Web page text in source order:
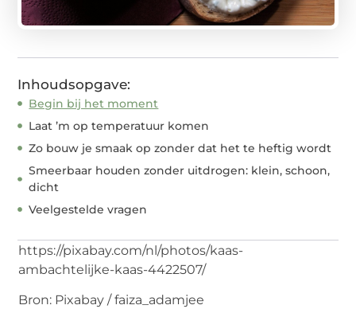
Inhoudsopgave:
Begin bij het moment
Laat ’m op temperatuur komen
Zo bouw je smaak op zonder dat het te heftig wordt
Smeerbaar houden zonder uitdrogen: klein, schoon,
dicht
Veelgestelde vragen
https://pixabay.com/nl/photos/kaas-
ambachtelijke-kaas-4422507/
Bron: Pixabay / faiza_adamjee